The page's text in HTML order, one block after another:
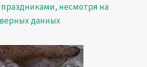
несмотря на
данных